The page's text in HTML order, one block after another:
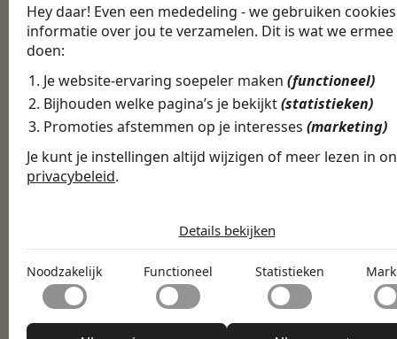
Hey daar! Even een mededeling - we gebruiken
informatie over jou te verzamelen. Dit is wat we ermee
doen:
Je website-ervaring soepeler maken(functioneel)
Bijhouden welke pagina’s je bekijkt(statistieken)
Promoties afstemmen op je interesses(marketing)
Je kunt je instellingen altijd wijzigen of meer lezen in
privacybeleid.
door basisfuncties zoals paginanavigatie en toegang tot
beveiligde delen van de website mogelijk te maken. Zonder
cookies kan de website niet naar behoren functioneren.
Functioneel
Met functionele cookies kan een website informatie
welke de manier waarop de website zich gedraagt of
verandert, zoals de taal van je voorkeur of de regio waarin
Statistieken
Details bekijken
Noodzakelijk Functioneel Statistieken
2 Swipe door vacatures
Match met werkgevers
Download de